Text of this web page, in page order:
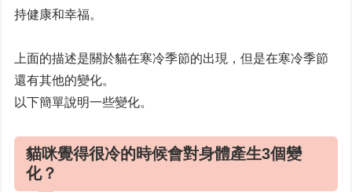
持健康和幸福。
上面的描述是關於貓在寒冷季節的出現，但是在寒冷季節
還有其他的變化。
以下簡單說明一些變化。
貓咪覺得很冷的時候會對身體產生3個變
化？